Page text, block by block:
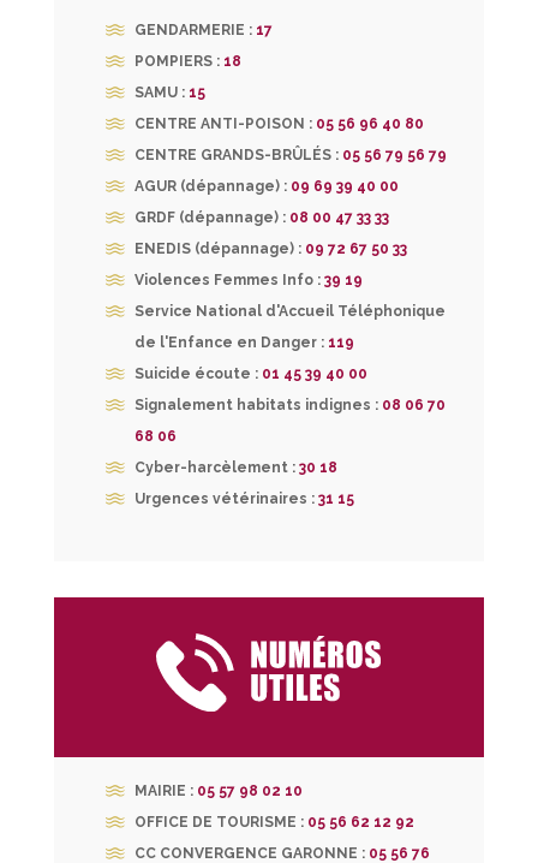
GENDARMERIE : 17
POMPIERS : 18
SAMU : 15
CENTRE ANTI-POISON : 05 56 96 40 80
CENTRE GRANDS-BRÛLÉS : 05 56 79 56 79
AGUR (dépannage) : 09 69 39 40 00
GRDF (dépannage) : 08 00 47 33 33
ENEDIS (dépannage) : 09 72 67 50 33
Violences Femmes Info : 39 19
Service National d'Accueil Téléphonique
de l'Enfance en Danger : 119
Suicide écoute : 01 45 39 40 00
Signalement habitats indignes : 08 06 70
68 06
Cyber-harcèlement: 30 18
Urgences vétérinaires : 31 15
MAIRIE : 05 57 98 02 10
OFFICE DE TOURISME : 05 56 62 12 92
CC CONVERGENCE GARONNE : 05 56 76